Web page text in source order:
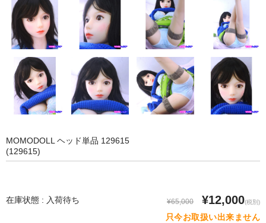
アップルトレーディングカンパニー
KUMA STORE
ベルドール東京
ラモンドール
パーフェクトボディ
NF DOLL
MOMODOLL ヘッド単品 129615
(129615)
在庫状態 : 入荷待ち ¥65,000 ¥12,000(税別)
只今お取扱い出来ません